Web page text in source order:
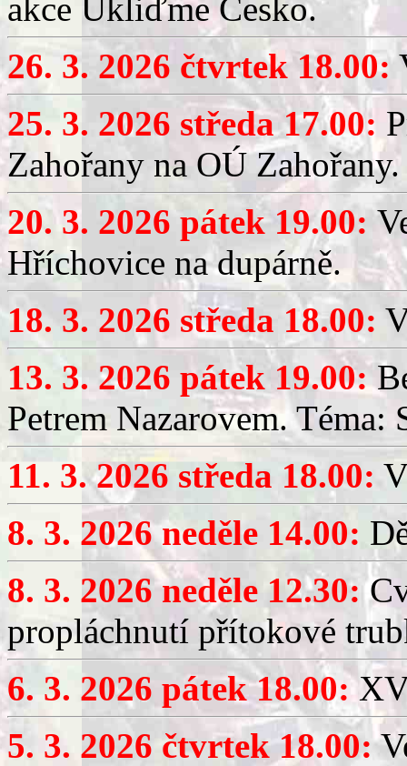
akce Ukliďme Česko.
26. 3. 2026 čtvrtek 18.00:
25. 3. 2026 středa 17.00:
Zahořany na OÚ Zahořany.
20. 3. 2026 pátek 19.00:
Hříchovice na dupárně.
18. 3. 2026 středa 18.00:
13. 3. 2026 pátek 19.00:
Petrem Nazarovem. Téma:
11. 3. 2026 středa 18.00:
8. 3. 2026 neděle 14.00:
8. 3. 2026 neděle 12.30:
propláchnutí přítokové
6. 3. 2026 pátek 18.00:
5. 3. 2026 čtvrtek 18.00: